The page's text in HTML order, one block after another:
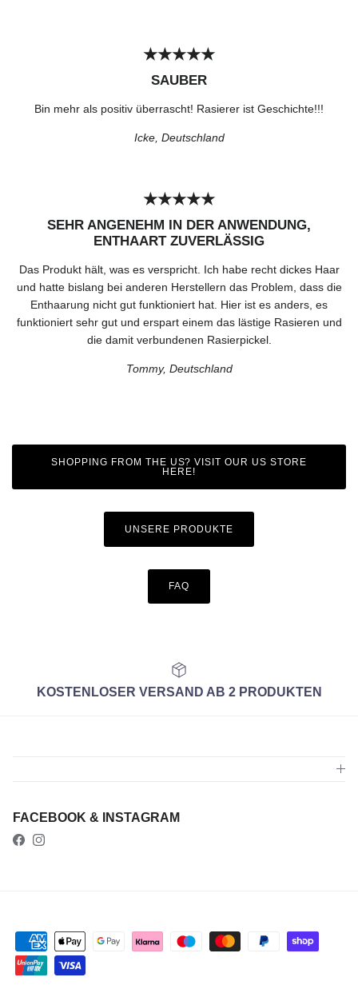
★★★★★
SAUBER
Bin mehr als positiv überrascht! Rasierer ist Geschichte!!!
Icke, Deutschland
★★★★★
SEHR ANGENEHM IN DER ANWENDUNG,
ENTHAART ZUVERLÄSSIG
Das Produkt hält, was es verspricht. Ich habe recht dickes Haar
und hatte bislang bei anderen Herstellern das Problem, dass die
Enthaarung nicht gut funktioniert hat. Hier ist es anders, es
funktioniert sehr gut und erspart einem das lästige Rasieren und
die damit verbundenen Rasierpickel.
Tommy, Deutschland
SHOPPING FROM THE US? VISIT OUR US STORE
HERE!
UNSERE PRODUKTE
FAQ
KOSTENLOSER VERSAND AB 2 PRODUKTEN
FACEBOOK & INSTAGRAM
Facebook
Instagram